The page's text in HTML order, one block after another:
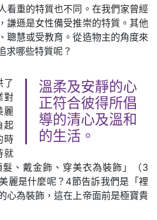
看重的特質也不同。在我們家曾經
謙遜是女性備受推崇的特質。其他
聰慧或受教育。從造物主的角度來
求哪些特質呢？
溫柔及安靜的心
正符合彼得所倡
導的清心及溫和
的生活。
了
對
麗
起
時
就
、戴金飾、穿美衣為裝飾」（3
麗是什麼呢？4節告訴我們是「裡
心為裝飾，這在上帝面前是極寶貴